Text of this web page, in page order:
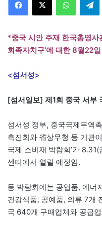
*중국 시안 주재 한국총영사
회족자치구’에 대한 8월22
<섬서성>
[섬서일보] 제1회 중국 서부
섬서성 정부, 중국국제무역
촉진회와 省상무청 등 기관
국제 소비재 박람회’가
센터에서 열릴 예정임.
동 박람회에는 공업품, 에너
건강식품, 공예품, 의류 7개
국 640개 구매업체와 공급